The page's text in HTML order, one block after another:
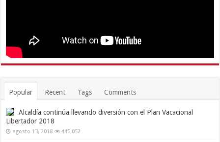
Popular Recent Tags Comments
Alcaldía continúa llevando diversión con el Plan Vacacional
Libertador 2018
agosto 13, 2018 445,052